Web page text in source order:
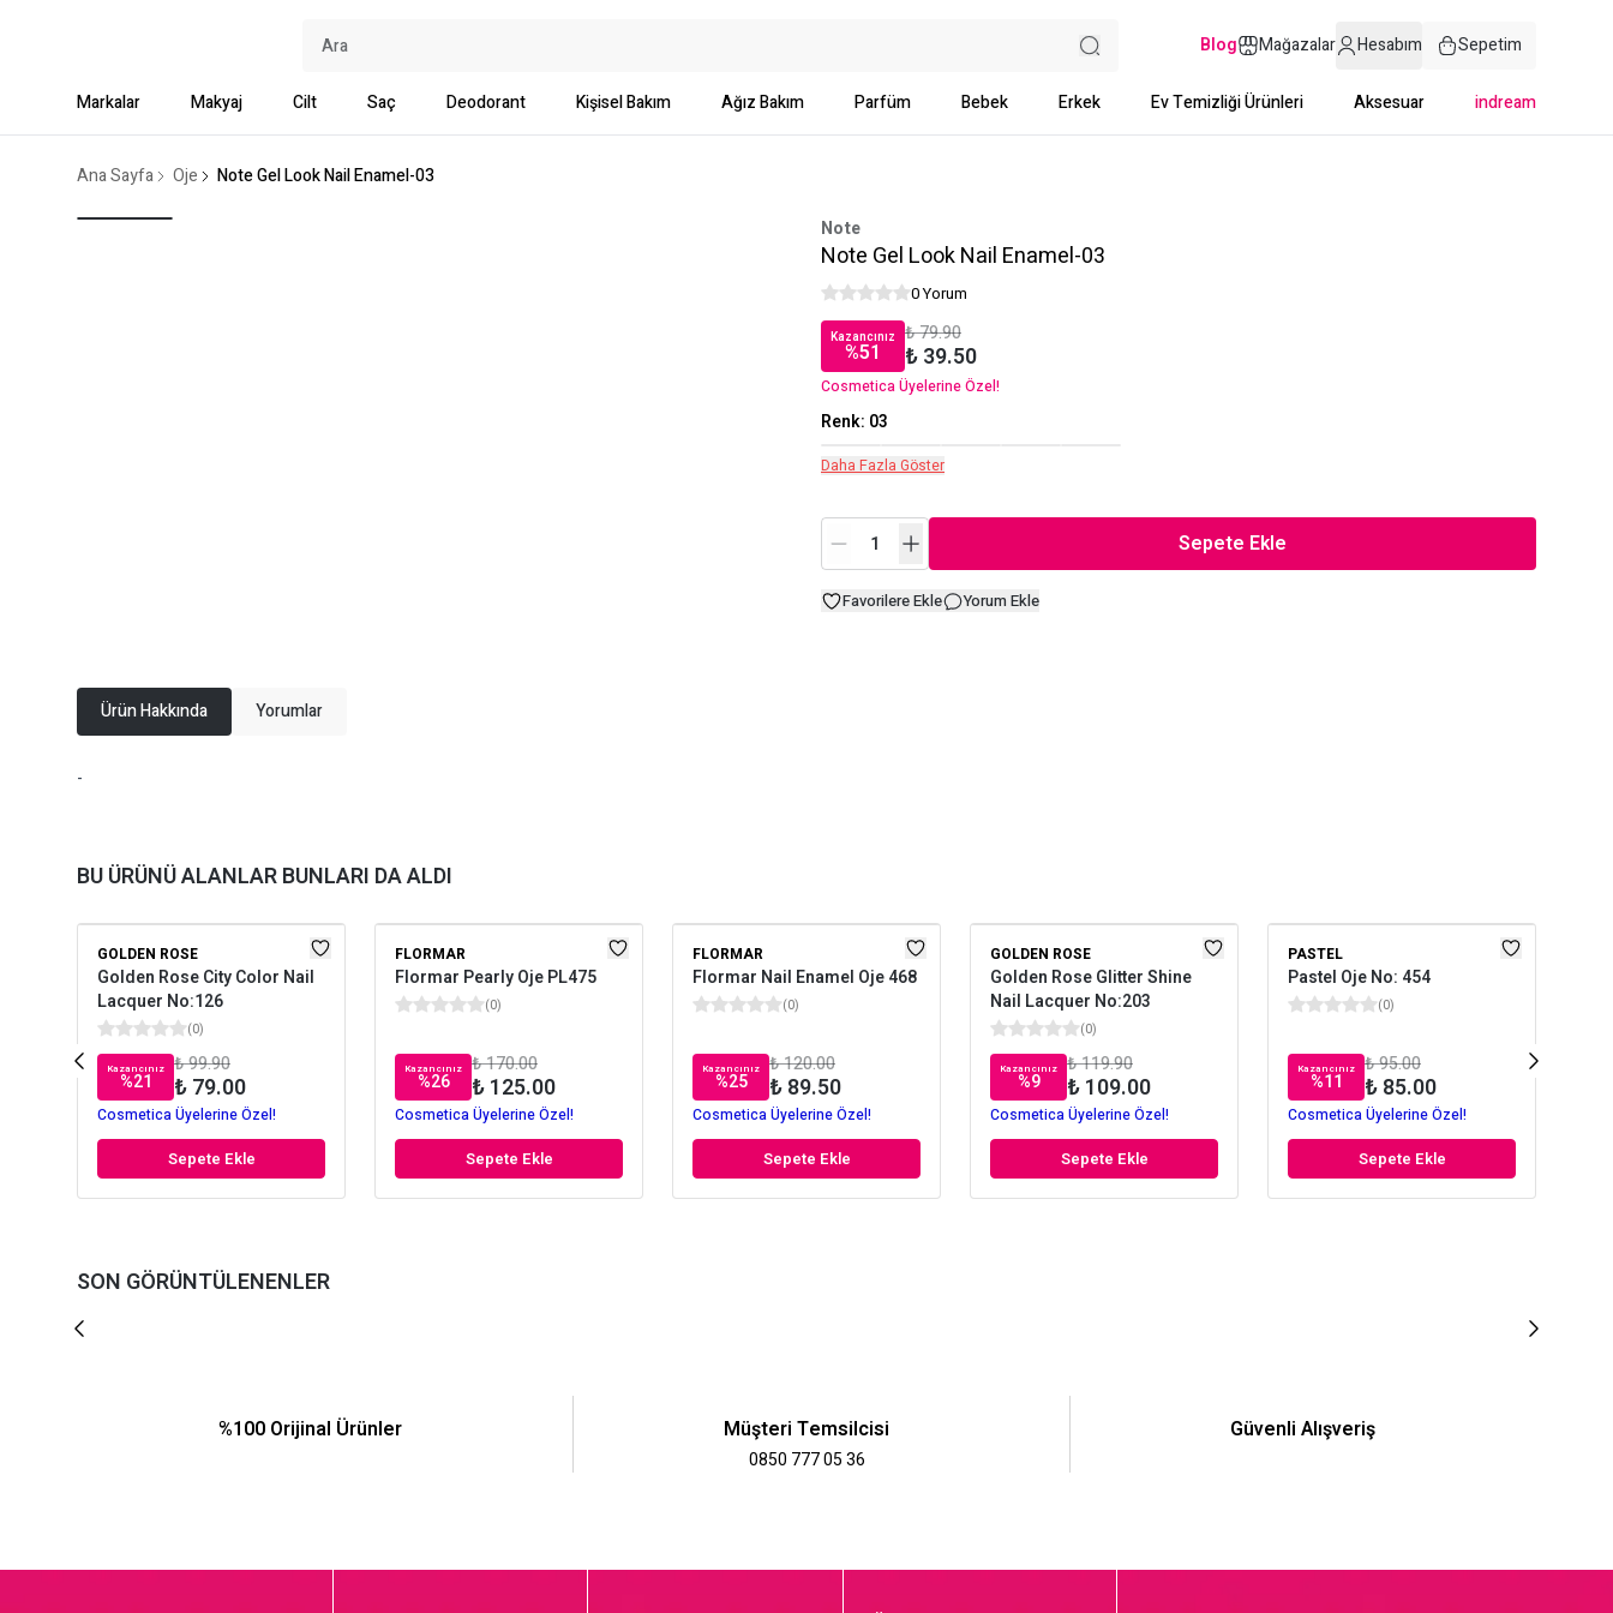
Blog Mağazalar Hesabım Sepetim
Markalar Makyaj Cilt Saç Deodorant Kişisel Bakım Ağız Bakım Parfüm Bebek Erkek Ev Temizliği Ürünleri Aksesuar indream
Ana Sayfa Oje Note Gel Look Nail Enamel-03
Note
Note Gel Look Nail Enamel-03
0 Yorum
Kazancınız
%51
₺ 79.90
₺ 39.50
Cosmetica Üyelerine Özel!
Renk: 03
Daha Fazla Göster
Sepete Ekle
Favorilere Ekle Yorum Ekle
Ürün Hakkında Yorumlar
-
BU ÜRÜNÜ ALANLAR BUNLARI DA ALDI
GOLDEN ROSE
Golden Rose City Color Nail
Lacquer No:126
(0)
Kazancınız
%21
₺ 99.90
₺ 79.00
Cosmetica Üyelerine Özel!
Sepete Ekle
FLORMAR
Flormar Pearly Oje PL475
(0)
Kazancınız
%26
₺ 170.00
₺ 125.00
Cosmetica Üyelerine Özel!
Sepete Ekle
FLORMAR
Flormar Nail Enamel Oje 468
(0)
Kazancınız
%25
₺ 120.00
₺ 89.50
Cosmetica Üyelerine Özel!
Sepete Ekle
GOLDEN ROSE
Golden Rose Glitter Shine
Nail Lacquer No:203
(0)
Kazancınız
%9
₺ 119.90
₺ 109.00
Cosmetica Üyelerine Özel!
Sepete Ekle
PASTEL
Pastel Oje No: 454
(0)
Kazancınız
%11
₺ 95.00
₺ 85.00
Cosmetica Üyelerine Özel!
Sepete Ekle
SON GÖRÜNTÜLENENLER
%100 Orijinal Ürünler Müşteri Temsilcisi
0850 777 05 36
Güvenli Alışveriş